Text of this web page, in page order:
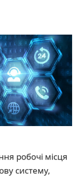
робочі місця
систему,